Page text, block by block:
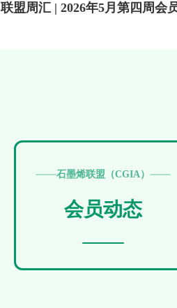
联盟周汇 | 2026年5月第四周会
石墨烯联盟（CGIA）
会员动态